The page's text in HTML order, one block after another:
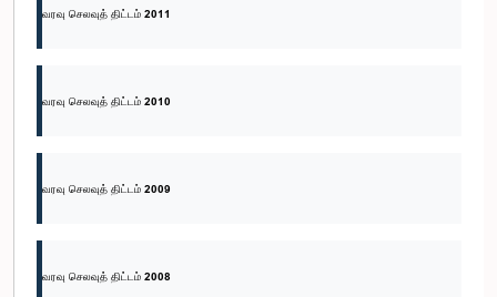
வரவு செலவுத் திட்டம் 2011
வரவு செலவுத் திட்டம் 2010
வரவு செலவுத் திட்டம் 2009
வரவு செலவுத் திட்டம் 2008